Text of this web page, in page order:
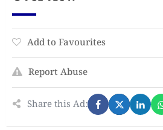
Add to Favourites
Report Abuse
Share this Ad: